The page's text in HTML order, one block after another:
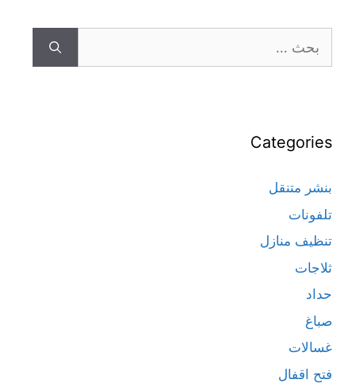
Categories
بنشر متنقل
تلفونات
تنظيف منازل
ثلاجات
حداد
صباغ
غسالات
فتح اقفال